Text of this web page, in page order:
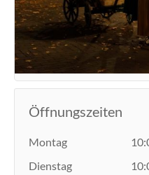
Öffnungszeiten
Montag
Dienstag